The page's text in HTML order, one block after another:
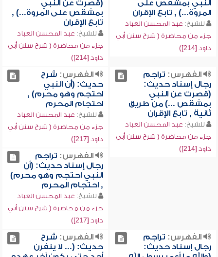
النبي بمشقص على
المروة...) , تابع الإقران
للشيخ: عبد المحسن العباد
جزء من محاضرة ( شرح سنن أبي
داود [214])
(قصرت عن النبي
بمشقص على المروة...) ,
تابع الإقران
للشيخ: عبد المحسن العباد
جزء من محاضرة ( شرح سنن أبي
داود [214])
الفهرس: تراجم
رجال إسناد حديث:
(قصرت عن النبي
بمشقص ...) من طريق
ثانية , تابع الإقران
للشيخ: عبد المحسن العباد
جزء من محاضرة ( شرح سنن أبي
داود [214])
الفهرس: شرح
حديث: (أن النبي
احتجم وهو محرم) ,
احتجام المحرم
للشيخ: عبد المحسن العباد
جزء من محاضرة ( شرح سنن أبي
داود [217])
الفهرس: تراجم
رجال إسناد حديث: (أن
النبي احتجم وهو محرم)
, احتجام المحرم
للشيخ: عبد المحسن العباد
جزء من محاضرة ( شرح سنن أبي
داود [217])
الفهرس: تراجم
رجال إسناد حديث:
الفهرس: شرح
حديث: (... لا ينفرن